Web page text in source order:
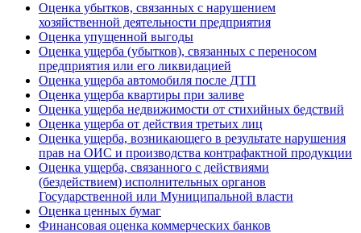
Оценка убытков, связанных с нарушением
хозяйственной деятельности предприятия
Оценка упущенной выгоды
Оценка ущерба (убытков), связанных с переносом
предприятия или его ликвидацией
Оценка ущерба автомобиля после ДТП
Оценка ущерба квартиры при заливе
Оценка ущерба недвижимости от стихийных бедствий
Оценка ущерба от действия третьих лиц
Оценка ущерба, возникающего в результате нарушения
прав на ОИС и производства контрафактной продукции
Оценка ущерба, связанного с действиями
(бездействием) исполнительных органов
Государственной или Муниципальной власти
Оценка ценных бумаг
Финансовая оценка коммерческих банков